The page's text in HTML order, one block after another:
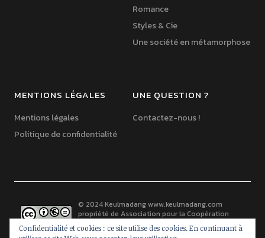
Romance
Styles & Cie
Une société en métamorphose
MENTIONS LÉGALES
Mentions légales
Politique de confidentialité
UNE QUESTION ?
Contactez-nous !
© 2024 Keulmadangwww.keulmadang.com
propriété de Association pour la Coopération
France-Corée
est mis à disposition selon les
termes de lalicence Creative Commons Paternité -
Confidentialité et cookies : ce site utilise des cookies. En continuant à